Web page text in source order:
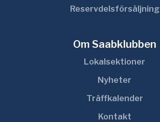
Reservdelsförsäljning
Om Saabklubben
Lokalsektioner
Nyheter
Träffkalender
Kontakt